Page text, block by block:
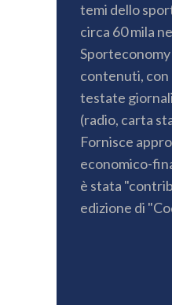
temi dello
circa 60 mila
contenuti, con
testate
(radio, carta
Fornisce
economico-
è stata
edizione di